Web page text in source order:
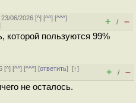
06/2026 [^] [^^] [^^^]
+ / –
которой пользуются 99%
[^] [^^] [^^^] [ответить][↑]
+ / –
не осталось.